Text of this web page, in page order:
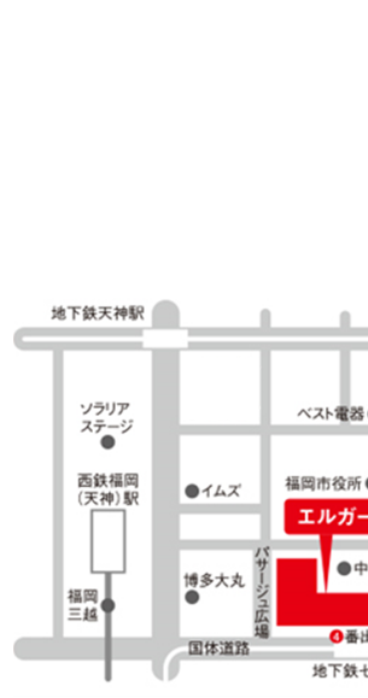
2024/04/01
「福岡県正規雇用促進企業支援センター」は
2024/02/08
企業の奨学金返還支援（代理返還）について
労働組合と使用者のトラブルの解決をサポ
2023/10/16
50歳代の社員のためのキャリアプラン相談